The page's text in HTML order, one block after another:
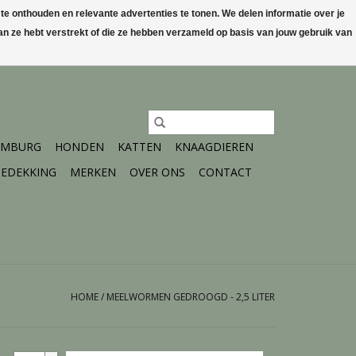
Mijn account / Registreren
HONDEN KATTEN
KNAAGDIEREN
MERKEN OVER ONS
CONTACT
HOME/ MEELWORMEN GEDROOGD - 2,5 LITER
onthouden en relevante advertenties te tonen. We delen informatie over je
ze hebt verstrekt of die ze hebben verzameld op basis van jouw gebruik van